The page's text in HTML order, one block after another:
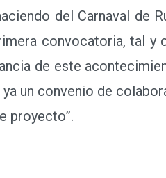
del Carnaval de
convocatoria, tal y
de este
un convenio de
proyecto”.